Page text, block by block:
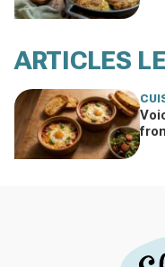
ARTICLES